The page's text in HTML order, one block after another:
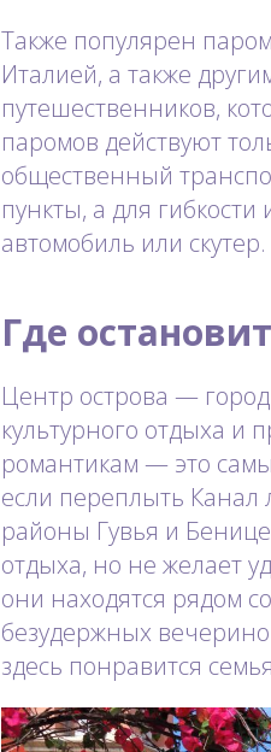
Также популярен
Италией, а также
путешественников,
паромов действуют
общественный
пункты, а для
автомобиль или скутер.
Где
Центр острова —
культурного отдыха и
романтикам — это
если переплыть
районы Гувья и
отдыха, но не желает
они находятся рядом
безудержных
здесь понравится